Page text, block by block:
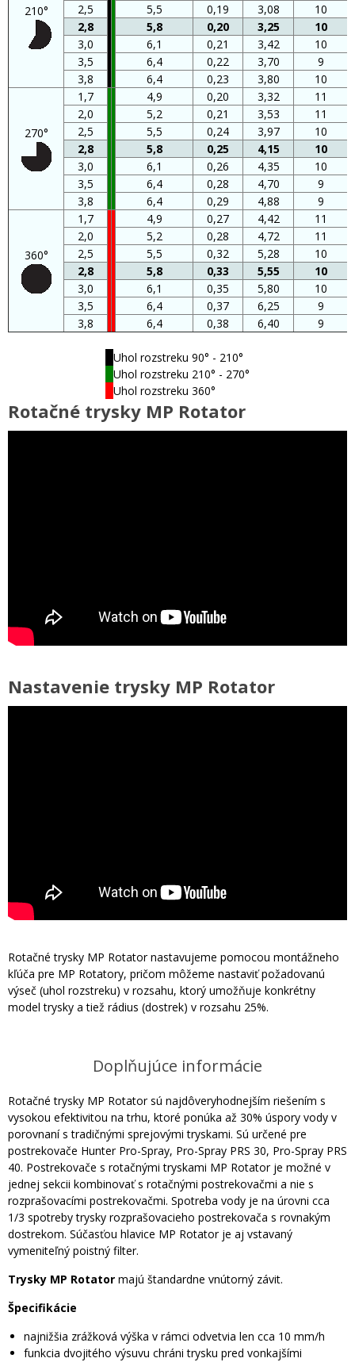
210°
2,5
5,5 0,19 3,08
10
2,8
5,8 0,20 3,25
10
3,0
6,1 0,21 3,42
10
3,5
6,4 0,22 3,70
9
3,8
6,4 0,23 3,80 10
270°
1,7 4,9 0,20 3,32
11
2,0
5,2 0,21 3,53
11
2,5
5,5 0,24 3,97
10
2,8
5,8 0,25 4,15
10
3,0
6,1 0,26 4,35
10
3,5
6,4 0,28 4,70
9
3,8
6,4 0,29 4,88 9
360°
1,7 4,9 0,27 4,42
11
2,0
5,2 0,28 4,72
11
2,5
5,5 0,32 5,28
10
2,8
5,8 0,33 5,55
10
3,0
6,1 0,35 5,80
10
3,5
6,4 0,37 6,25
9
3,8
6,4 0,38 6,40 9
Uhol rozstreku 90° - 210°
Uhol rozstreku 210° - 270°
Uhol rozstreku 360°
Rotačné trysky MP Rotator
Nastavenie trysky MP Rotator
Rotačné trysky MP Rotator nastavujeme pomocou montážneho
kľúča pre MP Rotatory, pričom môžeme nastaviť požadovanú
výseč (uhol rozstreku) v rozsahu, ktorý umožňuje konkrétny
model trysky a tiež rádius (dostrek) v rozsahu 25%.
Doplňujúce informácie
Rotačné trysky MP Rotator sú najdôveryhodnejším riešením s
vysokou efektivitou na trhu, ktoré ponúka až 30% úspory vody v
porovnaní s tradičnými sprejovými tryskami. Sú určené pre
postrekovače Hunter Pro-Spray, Pro-Spray PRS 30, Pro-Spray PRS
40. Postrekovače s rotačnými tryskami MP Rotator je možné v
jednej sekcii kombinovať s rotačnými postrekovačmi a nie s
rozprašovacími postrekovačmi. Spotreba vody je na úrovni cca
1/3 spotreby trysky rozprašovacieho postrekovača s rovnakým
dostrekom. Súčasťou hlavice MP Rotator je aj vstavaný
vymeniteľný poistný filter.
Trysky MP Rotator majú štandardne vnútorný závit.
Špecifikácie
najnižšia zrážková výška v rámci odvetvia len cca 10 mm/h
funkcia dvojitého výsuvu chráni trysku pred vonkajšími